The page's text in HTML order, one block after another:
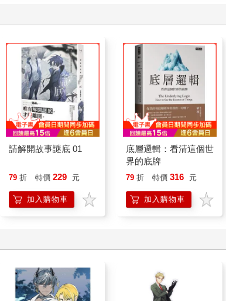
請解開故事謎底 01
79 折 特價 229 元
加入購物車
底層邏輯：看清這個世
界的底牌
79 折 特價 316 元
加入購物車